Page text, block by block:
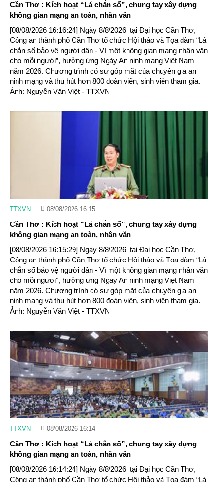
Cần Thơ : Kích hoạt “Lá chắn số”, chung tay xây dựng
không gian mạng an toàn, nhân văn
[08/08/2026 16:16:24] Ngày 8/8/2026, tại Đại học Cần Thơ,
Công an thành phố Cần Thơ tổ chức Hội thảo và Tọa đàm “Lá
chắn số bảo vệ người dân - Vì một không gian mạng nhân văn
cho mỗi người”, hưởng ứng Ngày An ninh mạng Việt Nam
năm 2026. Chương trình có sự góp mặt của chuyên gia an
ninh mạng và thu hút hơn 800 đoàn viên, sinh viên tham gia.
Ảnh: Nguyễn Văn Việt - TTXVN
TTXVN 08/08/2026 16:15
Cần Thơ : Kích hoạt “Lá chắn số”, chung tay xây dựng
không gian mạng an toàn, nhân văn
[08/08/2026 16:15:29] Ngày 8/8/2026, tại Đại học Cần Thơ,
Công an thành phố Cần Thơ tổ chức Hội thảo và Tọa đàm “Lá
chắn số bảo vệ người dân - Vì một không gian mạng nhân văn
cho mỗi người”, hưởng ứng Ngày An ninh mạng Việt Nam
năm 2026. Chương trình có sự góp mặt của chuyên gia an
ninh mạng và thu hút hơn 800 đoàn viên, sinh viên tham gia.
Ảnh: Nguyễn Văn Việt - TTXVN
TTXVN 08/08/2026 16:14
Cần Thơ : Kích hoạt “Lá chắn số”, chung tay xây dựng
không gian mạng an toàn, nhân văn
[08/08/2026 16:14:24] Ngày 8/8/2026, tại Đại học Cần Thơ,
Công an thành phố Cần Thơ tổ chức Hội thảo và Tọa đàm “Lá